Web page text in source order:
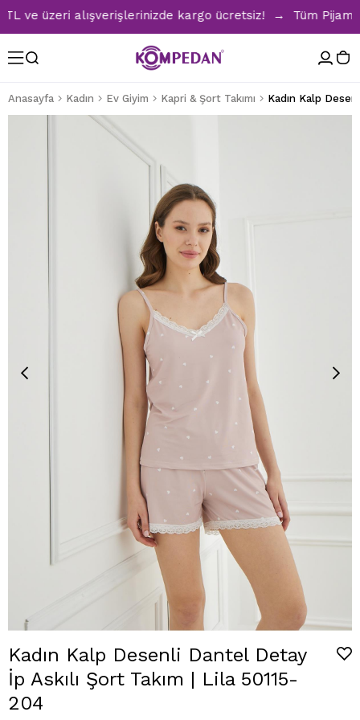
ve üzeri alışverişlerinizde kargo ücretsiz! → Tüm Pijama
Anasayfa Kadın Ev Giyim Kapri & Şort Takımı
Kadın Kalp Desenli Dantel Detay
İp Askılı Şort Takım | Lila 50115-
204